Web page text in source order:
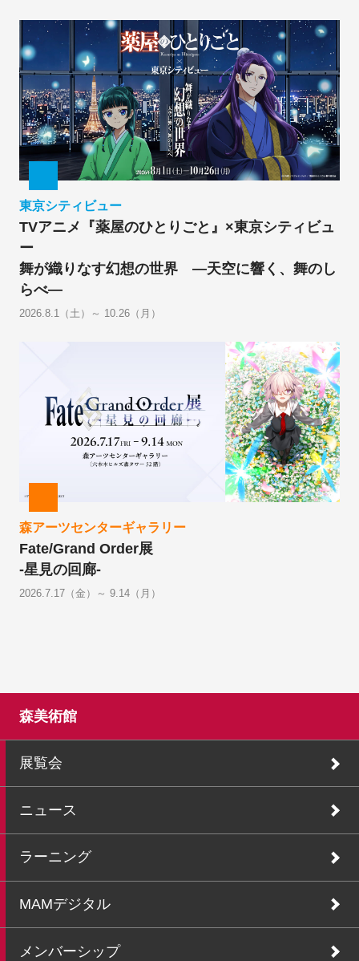
東京シティビュー
TVアニメ『薬屋のひとりごと』×東京シティビュ
ー
舞が織りなす幻想の世界 ―天空に響く、舞のし
らべ―
2026.8.1（土）～ 10.26（月）
森アーツセンターギャラリー
Fate/Grand Order展
-星見の回廊-
2026.7.17（金）～ 9.14（月）
森美術館
展覧会
ニュース
ラーニング
MAMデジタル
メンバーシップ